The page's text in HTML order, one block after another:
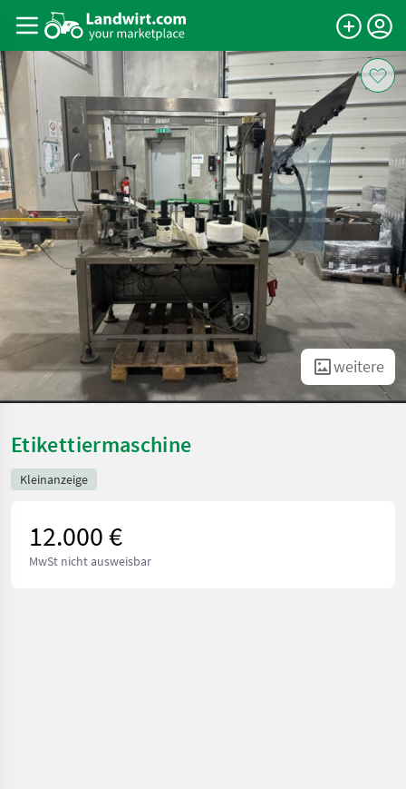
weitere
Etikettiermaschine
Kleinanzeige
12.000 €
MwSt nicht ausweisbar